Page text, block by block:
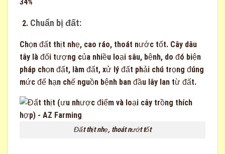
Chuẩn bị đất:
Chọn đất thịt nhẹ, cao ráo, thoát nước tốt. Cây dâu
tây là đối tượng của nhiều loại sâu, bệnh, do đó biện
pháp chọn đất, làm đất, xử lý đất phải chú trọng đúng
mức để hạn chế nguồn bệnh ban đầu lây lan từ đất.
Đất thịt nhẹ, thoát nướt tốt